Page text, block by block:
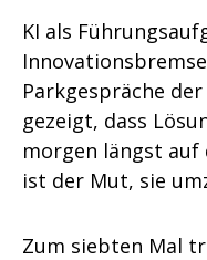
KI als
Parkgespräche
gezeigt, dass
morgen längst auf
ist der Mut, sie
Zum siebten Mal